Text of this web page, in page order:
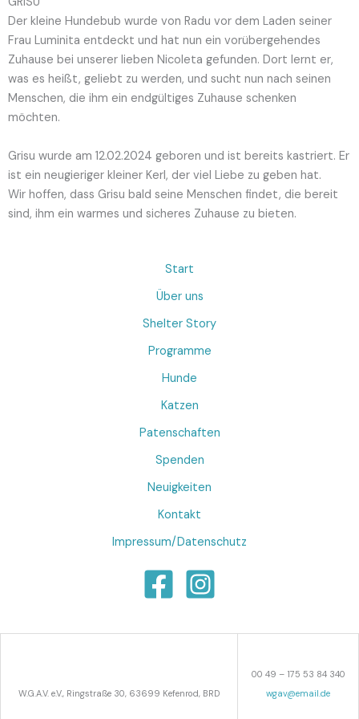
Der kleine Hundebub wurde von Radu vor dem Laden seiner
Frau Luminita entdeckt und hat nun ein vorübergehendes
Zuhause bei unserer lieben Nicoleta gefunden. Dort lernt er,
was es heißt, geliebt zu werden, und sucht nun nach seinen
Menschen, die ihm ein endgültiges Zuhause schenken
möchten.
Grisu wurde am 12.02.2024 geboren und ist bereits kastriert. Er
ist ein neugieriger kleiner Kerl, der viel Liebe zu geben hat.
Wir hoffen, dass Grisu bald seine Menschen findet, die bereit
sind, ihm ein warmes und sicheres Zuhause zu bieten.
Start
Über uns
Shelter Story
Programme
Hunde
Katzen
Patenschaften
Spenden
Neuigkeiten
Kontakt
Impressum/Datenschutz
W.G.A.V. e.V., Ringstraße 30, 63699 Kefenrod, BRD
00 49 – 175 53 84 340
wgav@email.de